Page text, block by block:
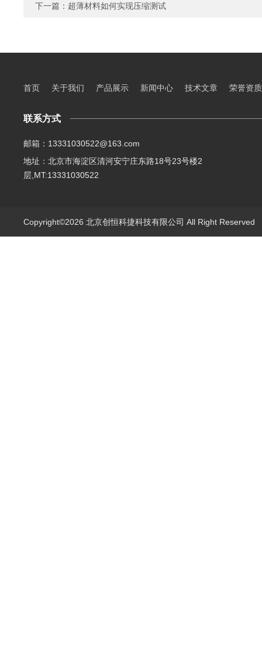
下一篇： 超薄材料如何实现压缩测试
首页 关于我们 产品展示 新闻中心 技术文章 荣誉资质
联系方式
邮箱：13331030522@163.com
地址：北京市海淀区清河安宁庄东路18号23号楼2
层,MT:13331030522
Copyright©2026 北京创恒科捷科技有限公司 All Right